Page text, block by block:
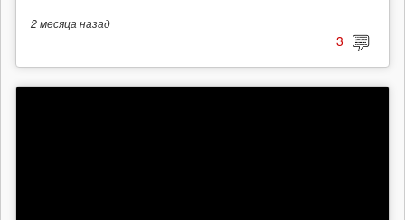
2 месяцаназад
3